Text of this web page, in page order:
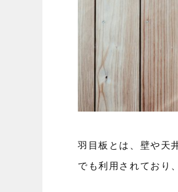
羽目板とは、壁や天
でも利用されており